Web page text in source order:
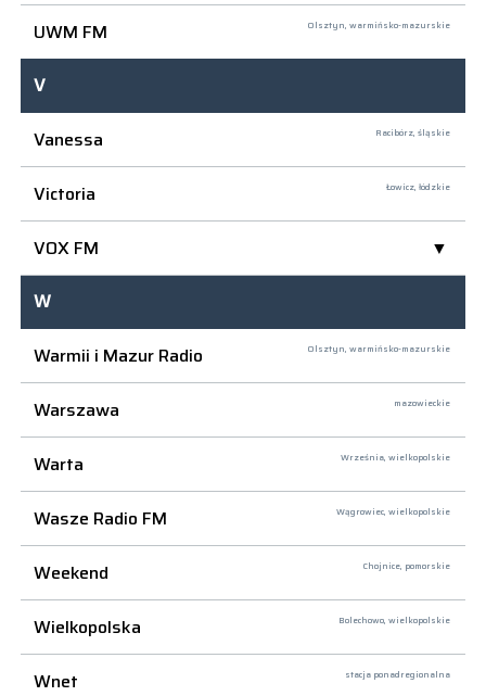
UWM FM Olsztyn, warmińsko-mazurskie
V
Vanessa
Racibórz, śląskie
Victoria Łowicz, łódzkie
VOX FM
W
Warmii i Mazur Radio
Olsztyn, warmińsko-mazurskie
Warszawa mazowieckie
Warta Września, wielkopolskie
Wasze Radio FM Wągrowiec, wielkopolskie
Weekend Chojnice, pomorskie
Wielkopolska Bolechowo, wielkopolskie
Wnet stacja ponadregionalna